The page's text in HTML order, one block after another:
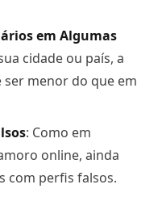
em Algumas
cidade ou país, a
menor do que em
: Como em
online, ainda
com perfis falsos.